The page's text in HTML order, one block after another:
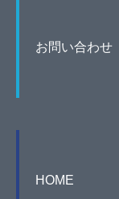
お問い合わせ
HOME